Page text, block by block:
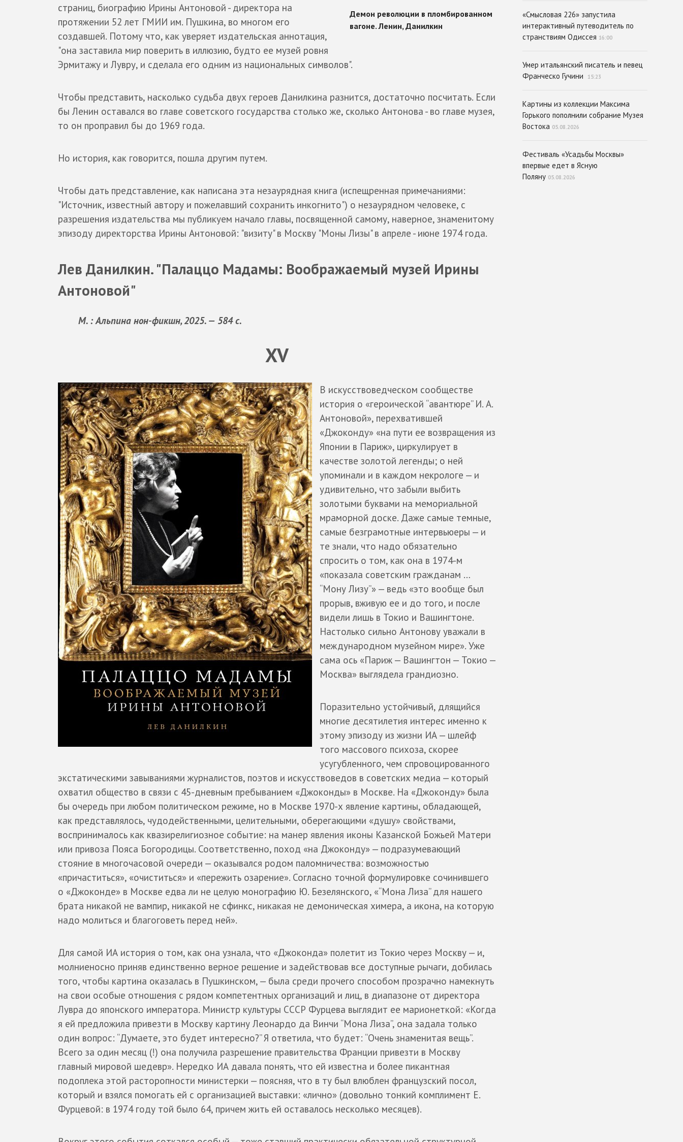
страниц, биографию Ирины Антоновой - директора на
протяжении 52 лет ГМИИ им. Пушкина, во многом его
создавшей. Потому что, как уверяет издательская аннотация,
"она заставила мир поверить в иллюзию, будто ее музей ровня
Эрмитажу и Лувру, и сделала его одним из национальных символов".
Чтобы представить, насколько судьба двух героев Данилкина разнится, достаточно посчитать. Если
бы Ленин оставался во главе советского государства столько же, сколько Антонова - во главе музея,
то он проправил бы до 1969 года.
Но история, как говорится, пошла другим путем.
Чтобы дать представление, как написана эта незаурядная книга (испещренная примечаниями:
"Источник, известный автору и пожелавший сохранить инкогнито") о незаурядном человеке, с
разрешения издательства мы публикуем начало главы, посвященной самому, наверное, знаменитому
эпизоду директорства Ирины Антоновой: "визиту" в Москву "Моны Лизы" в апреле - июне 1974 года.
Лев Данилкин. "Палаццо Мадамы: Воображаемый музей Ирины
Антоновой"
М. : Альпина нон-фикшн, 2025. — 584 с.
XV
В искусствоведческом сообществе
история о «героической “авантюре” И. А.
Антоновой», перехватившей
«Джоконду» «на пути ее возвращения из
Японии в Париж», циркулирует в
качестве золотой легенды; о ней
упоминали и в каждом некрологе — и
удивительно, что забыли выбить
золотыми буквами на мемориальной
мраморной доске. Даже самые темные,
самые безграмотные интервьюеры — и
те знали, что надо обязательно
спросить о том, как она в 1974-м
«показала советским гражданам …
“Мону Лизу”» — ведь «это вообще был
прорыв, вживую ее и до того, и после
видели лишь в Токио и Вашингтоне.
Настолько сильно Антонову уважали в
международном музейном мире». Уже
сама ось «Париж — Вашингтон — Токио —
Москва» выглядела грандиозно.
Поразительно устойчивый, длящийся
многие десятилетия интерес именно к
этому эпизоду из жизни ИА — шлейф
того массового психоза, скорее
усугубленного, чем спровоцированного
экстатическими завываниями журналистов, поэтов и искусствоведов в советских медиа — который
охватил общество в связи с 45-дневным пребыванием «Джоконды» в Москве. На «Джоконду» была
бы очередь при любом политическом режиме, но в Москве 1970-х явление картины, обладающей,
как представлялось, чудодейственными, целительными, оберегающими «душу» свойствами,
воспринималось как квазирелигиозное событие: на манер явления иконы Казанской Божьей Матери
или привоза Пояса Богородицы. Соответственно, поход «на Джоконду» — подразумевающий
стояние в многочасовой очереди — оказывался родом паломничества: возможностью
«причаститься», «очиститься» и «пережить озарение». Согласно точной формулировке сочинившего
о «Джоконде» в Москве едва ли не целую монографию Ю. Безелянского, «“Мона Лиза” для нашего
брата никакой не вампир, никакой не сфинкс, никакая не демоническая химера, а икона, на которую
надо молиться и благоговеть перед ней».
Для самой ИА история о том, как она узнала, что «Джоконда» полетит из Токио через Москву — и,
молниеносно приняв единственно верное решение и задействовав все доступные рычаги, добилась
того, чтобы картина оказалась в Пушкинском, — была среди прочего способом прозрачно намекнуть
на свои особые отношения с рядом компетентных организаций и лиц, в диапазоне от директора
Лувра до японского императора. Министр культуры СССР Фурцева выглядит ее марионеткой: «Когда
я ей предложила привезти в Москву картину Леонардо да Винчи “Мона Лиза”, она задала только
один вопрос: “Думаете, это будет интересно?” Я ответила, что будет: “Очень знаменитая вещь”.
Всего за один месяц (!) она получила разрешение правительства Франции привезти в Москву
главный мировой шедевр». Нередко ИА давала понять, что ей известна и более пикантная
подоплека этой расторопности министерки — поясняя, что в ту был влюблен французский посол,
который и взялся помогать ей с организацией выставки: «лично» (довольно тонкий комплимент Е.
Фурцевой: в 1974 году той было 64, причем жить ей оставалось несколько месяцев).
«Смысловая 226» запустила
интерактивный путеводитель по
странствиям Одиссея 16:00
Умер итальянский писатель и певец
Франческо Гучини
15:23
Картины из коллекции Максима
Горького пополнили собрание Музея
Востока 05.08.2026
Фестиваль «Усадьбы Москвы»
впервые едет в Ясную
Поляну 05.08.2026